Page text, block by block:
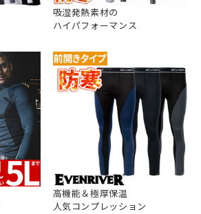
吸湿発熱素材の
ハイパフォーマンス
高機能＆極厚保温
人気コンプレッション